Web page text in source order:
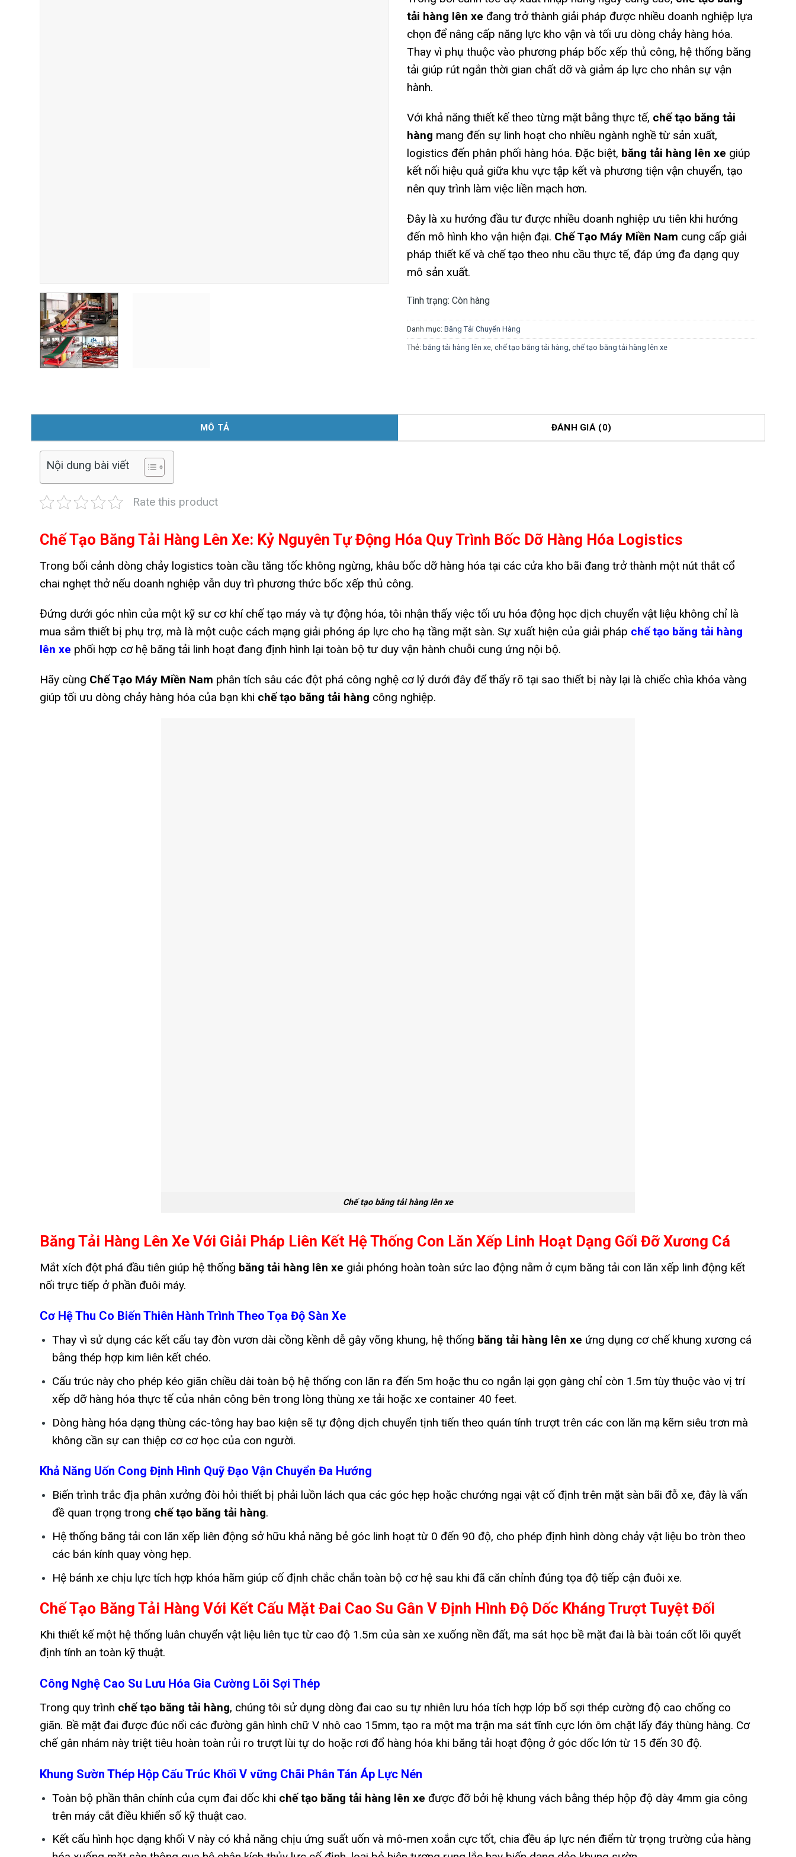
tải hàng lên xe đang trở thành giải pháp được nhiều doanh nghiệp lựa
chọn để nâng cấp năng lực kho vận và tối ưu dòng chảy hàng hóa.
Thay vì phụ thuộc vào phương pháp bốc xếp thủ công, hệ thống băng
tải giúp rút ngắn thời gian chất dỡ và giảm áp lực cho nhân sự vận
hành.
Với khả năng thiết kế theo từng mặt bằng thực tế, chế tạo băng tải
hàng mang đến sự linh hoạt cho nhiều ngành nghề từ sản xuất,
logistics đến phân phối hàng hóa. Đặc biệt, băng tải hàng lên xe giúp
kết nối hiệu quả giữa khu vực tập kết và phương tiện vận chuyển, tạo
nên quy trình làm việc liền mạch hơn.
Đây là xu hướng đầu tư được nhiều doanh nghiệp ưu tiên khi hướng
đến mô hình kho vận hiện đại. Chế Tạo Máy Miền Nam cung cấp giải
pháp thiết kế và chế tạo theo nhu cầu thực tế, đáp ứng đa dạng quy
mô sản xuất.
Tình trạng: Còn hàng
Danh mục: Băng Tải Chuyển Hàng
Thẻ: băng tải hàng lên xe, chế tạo băng tải hàng, chế tạo băng tải hàng lên xe
MÔ TẢ ĐÁNH GIÁ (0)
Nội dung bài viết
Rate this product
Chế Tạo Băng Tải Hàng Lên Xe: Kỷ Nguyên Tự Động Hóa Quy Trình Bốc Dỡ Hàng Hóa Logistics
Trong bối cảnh dòng chảy logistics toàn cầu tăng tốc không ngừng, khâu bốc dỡ hàng hóa tại các cửa kho bãi đang trở thành một nút thắt cổ
chai nghẹt thở nếu doanh nghiệp vẫn duy trì phương thức bốc xếp thủ công.
Đứng dưới góc nhìn của một kỹ sư cơ khí chế tạo máy và tự động hóa, tôi nhận thấy việc tối ưu hóa động học dịch chuyển vật liệu không chỉ là
mua sắm thiết bị phụ trợ, mà là một cuộc cách mạng giải phóng áp lực cho hạ tầng mặt sàn. Sự xuất hiện của giải pháp chế tạo băng tải hàng
lên xe phối hợp cơ hệ băng tải linh hoạt đang định hình lại toàn bộ tư duy vận hành chuỗi cung ứng nội bộ.
Hãy cùng Chế Tạo Máy Miền Nam phân tích sâu các đột phá công nghệ cơ lý dưới đây để thấy rõ tại sao thiết bị này lại là chiếc chìa khóa vàng
giúp tối ưu dòng chảy hàng hóa của bạn khi chế tạo băng tải hàng công nghiệp.
Chế tạo băng tải hàng lên xe
Băng Tải Hàng Lên Xe Với Giải Pháp Liên Kết Hệ Thống Con Lăn Xếp Linh Hoạt Dạng Gối Đỡ Xương Cá
Mắt xích đột phá đầu tiên giúp hệ thống băng tải hàng lên xe giải phóng hoàn toàn sức lao động nằm ở cụm băng tải con lăn xếp linh động kết
nối trực tiếp ở phần đuôi máy.
Cơ Hệ Thu Co Biến Thiên Hành Trình Theo Tọa Độ Sàn Xe
Thay vì sử dụng các kết cấu tay đòn vươn dài cồng kềnh dễ gây võng khung, hệ thống băng tải hàng lên xe ứng dụng cơ chế khung xương cá
bằng thép hợp kim liên kết chéo.
Cấu trúc này cho phép kéo giãn chiều dài toàn bộ hệ thống con lăn ra đến 5m hoặc thu co ngắn lại gọn gàng chỉ còn 1.5m tùy thuộc vào vị trí
xếp dỡ hàng hóa thực tế của nhân công bên trong lòng thùng xe tải hoặc xe container 40 feet.
Dòng hàng hóa dạng thùng các-tông hay bao kiện sẽ tự động dịch chuyển tịnh tiến theo quán tính trượt trên các con lăn mạ kẽm siêu trơn mà
không cần sự can thiệp cơ cơ học của con người.
Khả Năng Uốn Cong Định Hình Quỹ Đạo Vận Chuyển Đa Hướng
Biến trình trắc địa phân xưởng đòi hỏi thiết bị phải luồn lách qua các góc hẹp hoặc chướng ngại vật cố định trên mặt sàn bãi đỗ xe, đây là vấn
đề quan trọng trong chế tạo băng tải hàng.
Hệ thống băng tải con lăn xếp liên động sở hữu khả năng bẻ góc linh hoạt từ 0 đến 90 độ, cho phép định hình dòng chảy vật liệu bo tròn theo
các bán kính quay vòng hẹp.
Hệ bánh xe chịu lực tích hợp khóa hãm giúp cố định chắc chắn toàn bộ cơ hệ sau khi đã căn chỉnh đúng tọa độ tiếp cận đuôi xe.
Chế Tạo Băng Tải Hàng Với Kết Cấu Mặt Đai Cao Su Gân V Định Hình Độ Dốc Kháng Trượt Tuyệt Đối
Khi thiết kế một hệ thống luân chuyển vật liệu liên tục từ cao độ 1.5m của sàn xe xuống nền đất, ma sát học bề mặt đai là bài toán cốt lõi quyết
định tính an toàn kỹ thuật.
Công Nghệ Cao Su Lưu Hóa Gia Cường Lõi Sợi Thép
Trong quy trình chế tạo băng tải hàng, chúng tôi sử dụng dòng đai cao su tự nhiên lưu hóa tích hợp lớp bố sợi thép cường độ cao chống co
giãn. Bề mặt đai được đúc nổi các đường gân hình chữ V nhô cao 15mm, tạo ra một ma trận ma sát tĩnh cực lớn ôm chặt lấy đáy thùng hàng. Cơ
chế gân nhám này triệt tiêu hoàn toàn rủi ro trượt lùi tự do hoặc rơi đổ hàng hóa khi băng tải hoạt động ở góc dốc lớn từ 15 đến 30 độ.
Khung Sườn Thép Hộp Cấu Trúc Khối V vững Chãi Phân Tán Áp Lực Nén
Toàn bộ phần thân chính của cụm đai dốc khi chế tạo băng tải hàng lên xe được đỡ bởi hệ khung vách bằng thép hộp độ dày 4mm gia công
trên máy cắt điều khiển số kỹ thuật cao.
Kết cấu hình học dạng khối V này có khả năng chịu ứng suất uốn và mô-men xoắn cực tốt, chia đều áp lực nén điểm từ trọng trường của hàng